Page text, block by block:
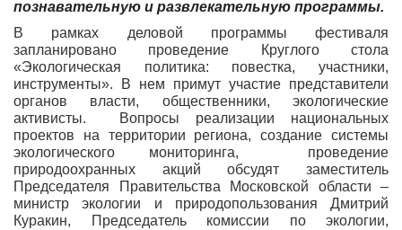
познавательную и развлекательную программы.
В рамках деловой программы фестиваля
запланировано проведение Круглого стола
«Экологическая политика: повестка, участники,
инструменты». В нем примут участие представители
органов власти, общественники, экологические
активисты. Вопросы реализации национальных
проектов на территории региона, создание системы
экологического мониторинга, проведение
природоохранных акций обсудят заместитель
Председателя Правительства Московской области –
министр экологии и природопользования Дмитрий
Куракин, Председатель комиссии по экологии,